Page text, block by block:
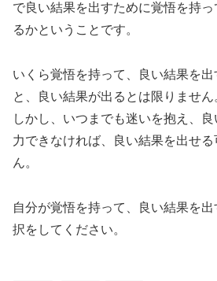
で良い結果を出すために覚悟を持
るかということです。
いくら覚悟を持って、良い結果を出
と、良い結果が出るとは限りません
しかし、いつまでも迷いを抱え、
力できなければ、良い結果を出せ
ん。
自分が覚悟を持って、良い結果を
択をしてください。